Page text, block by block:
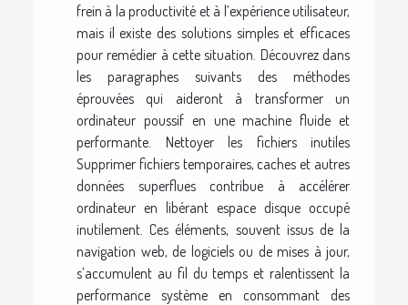
frein à la productivité et à l’expérience utilisateur,
mais il existe des solutions simples et efficaces
pour remédier à cette situation. Découvrez dans
les paragraphes suivants des méthodes
éprouvées qui aideront à transformer un
ordinateur poussif en une machine fluide et
performante. Nettoyer les fichiers inutiles
Supprimer fichiers temporaires, caches et autres
données superflues contribue à accélérer
ordinateur en libérant espace disque occupé
inutilement. Ces éléments, souvent issus de la
navigation web, de logiciels ou de mises à jour,
s’accumulent au fil du temps et ralentissent la
performance système en consommant des